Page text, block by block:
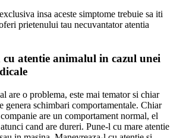
insa aceste simptome trebuie sa iti
prietenului tau necuvantator atentia
atentie animalul in cazul unei
are o problema, este mai temator si chiar
genera schimbari comportamentale. Chiar
are un comportament normal, el
cand are dureri. Pune-l cu mare atentie